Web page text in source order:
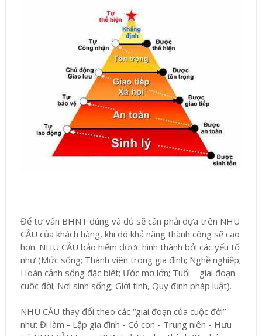
Để tư vấn BHNT đúng và đủ sẽ cần phải dựa trên NHU
CẦU của khách hàng, khi đó khả năng thành công sẽ cao
hơn. NHU CẦU bảo hiểm được hình thành bởi các yếu tố
như (Mức sống; Thành viên trong gia đình; Nghề nghiệp;
Hoàn cảnh sống đặc biệt; Ước mơ lớn; Tuổi – giai đoạn
cuộc đời; Nơi sinh sống; Giới tính, Quy định pháp luật).
NHU CẦU thay đổi theo các “giai đoạn của cuộc đời”
như: Đi làm - Lập gia đình - Có con - Trung niên - Hưu